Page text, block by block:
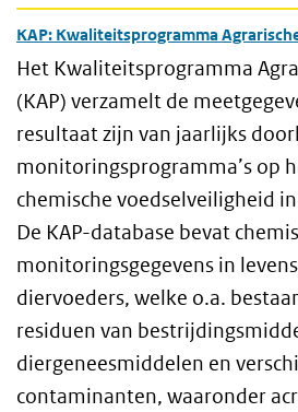
KAP: Kwaliteitsprogramma
Het Kwaliteitsprogramma
(KAP) verzamelt de
resultaat zijn van jaarlijks
monitoringsprogramma’s op
chemische voedselveiligheid
De KAP-database bevat
monitoringsgegevens in
diervoeders, welke o.a.
residuen van
diergeneesmiddelen en
contaminanten, waaronder